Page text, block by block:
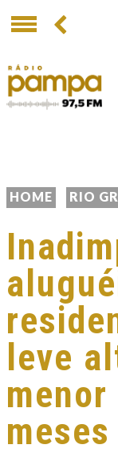
HOME RIO
leve
meses